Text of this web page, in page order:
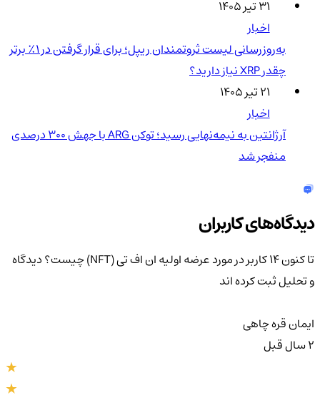
۳۱ تیر ۱۴۰۵
اخبار
به‌روزرسانی لیست ثروتمندان ریپل؛ برای قرار گرفتن در ۱٪ برتر
چقدر XRP نیاز دارید؟
۲۱ تیر ۱۴۰۵
اخبار
آرژانتین به نیمه‌نهایی رسید؛ توکن ARG با جهش ۳۰۰ درصدی
منفجر شد
دیدگاه‌های کاربران
تا کنون 14 کاربر در مورد عرضه اولیه ان اف تی (NFT) چیست؟
دیدگاه
و تحلیل ثبت کرده اند
ایمان قره چاهی